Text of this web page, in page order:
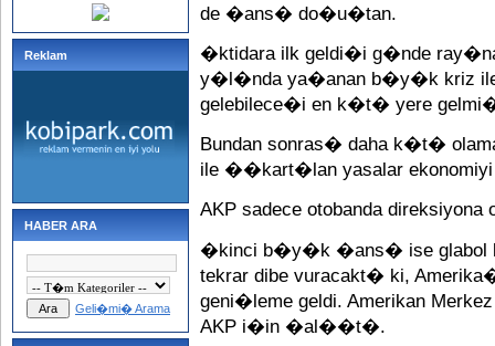
Reklam
HABER ARA
Geli�mi� Arama
de �ans� do�u�tan.
�ktidara ilk geldi�i g�nde
y�l�nda ya�anan b�y�k kriz
gelebilece�i en k�t� yere
Bundan sonras� daha k�t�
ile ��kart�lan yasalar
AKP sadece otobanda
�kinci b�y�k �ans� ise glabol
tekrar dibe vuracakt� ki,
geni�leme geldi. Amerikan
AKP i�in �al��t�.